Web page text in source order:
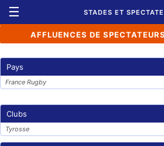
☰ STADES ET
AFFLUENCES DE
Pays
France Rugby
Clubs
Tyrosse